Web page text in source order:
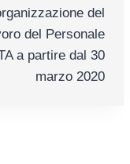
del
del Personale
a partire dal 30
marzo 2020